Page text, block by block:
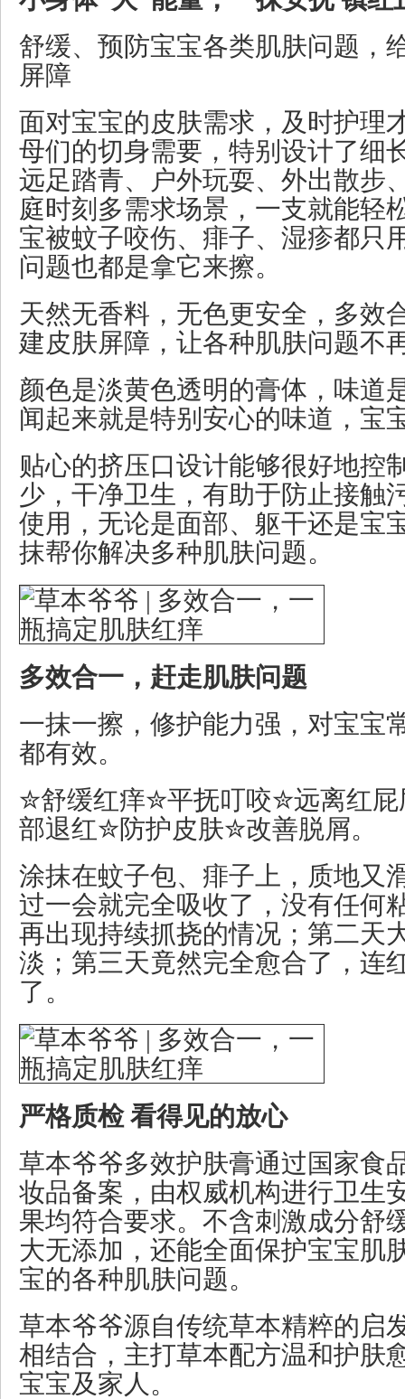
舒缓、预防宝宝各类肌肤问题，
屏障
面对宝宝的皮肤需求，及时护理
母们的切身需要，特别设计了细
远足踏青、户外玩耍、外出散步
庭时刻多需求场景，一支就能轻
宝被蚊子咬伤、痱子、湿疹都只
问题也都是拿它来擦。
天然无香料，无色更安全，多效
建皮肤屏障，让各种肌肤问题不
颜色是淡黄色透明的膏体，味道
闻起来就是特别安心的味道，宝
贴心的挤压口设计能够很好地控
少，干净卫生，有助于防止接触
使用，无论是面部、躯干还是宝
抹帮你解决多种肌肤问题。
多效合一，赶走肌肤问题
一抹一擦，修护能力强，对宝宝
都有效。
✮舒缓红痒✮平抚叮咬✮远离红
部退红✮防护皮肤✮改善脱屑。
涂抹在蚊子包、痱子上，质地又
过一会就完全吸收了，没有任何
再出现持续抓挠的情况；第二天
淡；第三天竟然完全愈合了，连
了。
严格质检 看得见的放心
草本爷爷多效护肤膏通过国家食
妆品备案，由权威机构进行卫生
果均符合要求。不含刺激成分舒
大无添加，还能全面保护宝宝肌
宝的各种肌肤问题。
草本爷爷源自传统草本精粹的启
相结合，主打草本配方温和护肤
宝宝及家人。